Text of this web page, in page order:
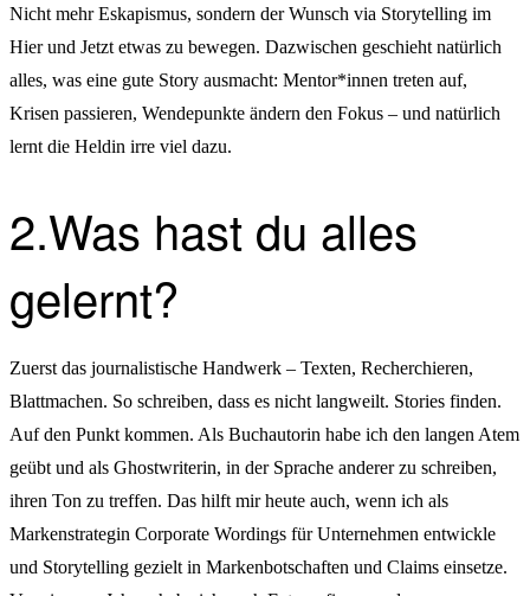
Nicht mehr Eskapismus, sondern der Wunsch via Storytelling im
Hier und Jetzt etwas zu bewegen. Dazwischen geschieht natürlich
alles, was eine gute Story ausmacht: Mentor*innen treten auf,
Krisen passieren, Wendepunkte ändern den Fokus – und natürlich
lernt die Heldin irre viel dazu.
2.Was hast du alles
gelernt?
Zuerst das journalistische Handwerk – Texten, Recherchieren,
Blattmachen. So schreiben, dass es nicht langweilt. Stories finden.
Auf den Punkt kommen. Als Buchautorin habe ich den langen Atem
geübt und als Ghostwriterin, in der Sprache anderer zu schreiben,
ihren Ton zu treffen. Das hilft mir heute auch, wenn ich als
Markenstrategin Corporate Wordings für Unternehmen entwickle
und Storytelling gezielt in Markenbotschaften und Claims einsetze.